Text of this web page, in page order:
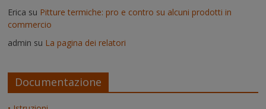
Erica su Pitture termiche: pro e contro su alcuni prodotti in
commercio
admin su La pagina dei relatori
Documentazione